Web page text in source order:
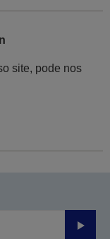
site, pode nos
Enviar